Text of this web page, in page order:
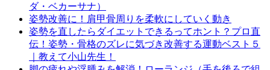
ダ・ベカーサナ）
姿勢改善に！肩甲骨周りを柔軟にしていく動き
姿勢を直したらダイエットできるってホント？プロ直
伝！姿勢・骨格のズレに気づき改善する運動ベスト５
｜教えて小山先生！